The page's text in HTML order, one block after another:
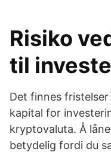
Risiko
til
Det finnes
kapital for
kryptovaluta. Å
betydelig fordi du